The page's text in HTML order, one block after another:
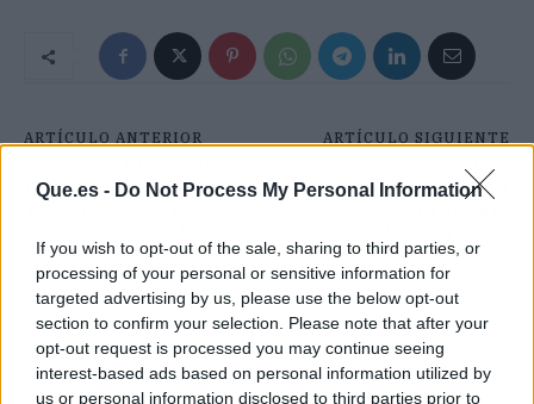
Que.es - Do Not Process My Personal Information
If you wish to opt-out of the sale, sharing to third parties, or
processing of your personal or sensitive information for
targeted advertising by us, please use the below opt-out
section to confirm your selection. Please note that after your
opt-out request is processed you may continue seeing
interest-based ads based on personal information utilized by
us or personal information disclosed to third parties prior to
ARTÍCULO ANTERIOR
ESTRENO DE LA
ARTÍCULO SIGUIENTE
ASÍ ES LA NUEVA
LOCURA DE ELON
TECNOLÓGICA PROPIA